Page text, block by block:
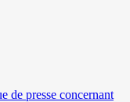
de presse concernant